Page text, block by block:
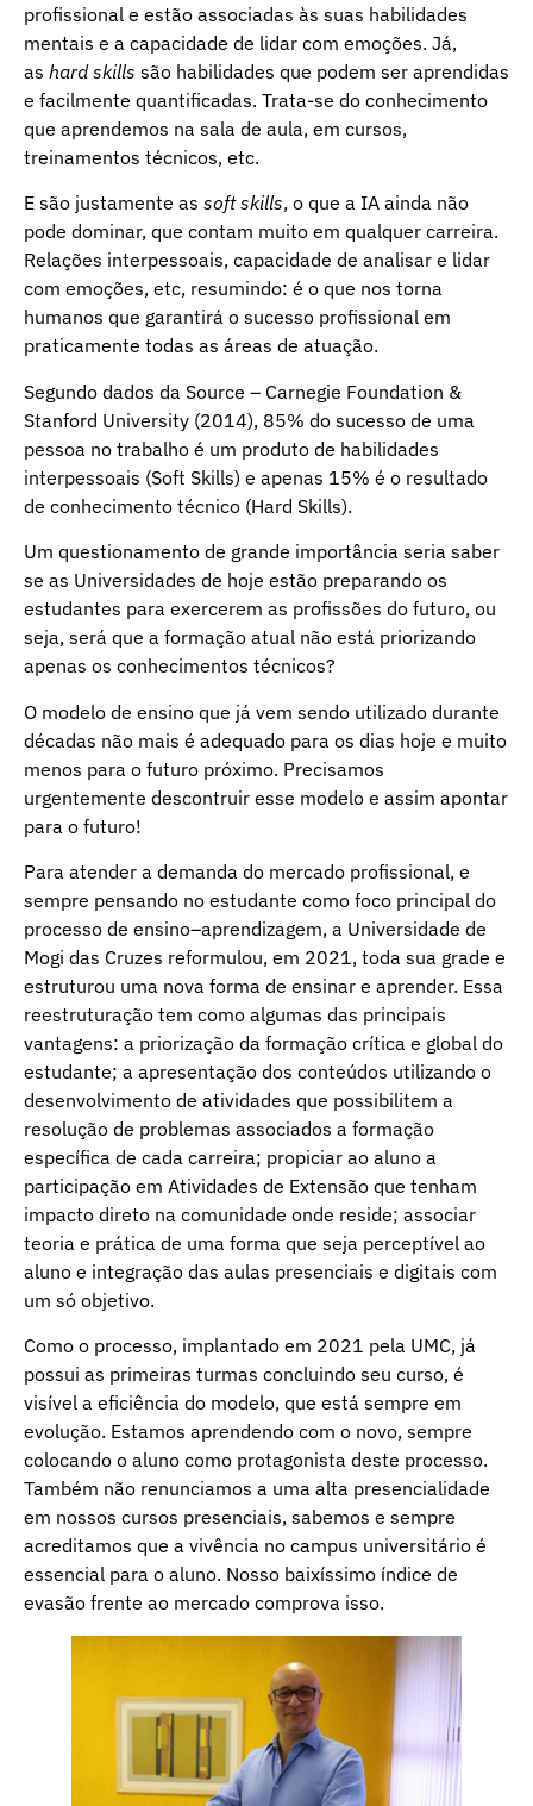
profissional e estão associadas às suas habilidades
mentais e a capacidade de lidar com emoções. Já,
as hard skills são habilidades que podem ser aprendidas
e facilmente quantificadas. Trata-se do conhecimento
que aprendemos na sala de aula, em cursos,
treinamentos técnicos, etc.
E são justamente as soft skills, o que a IA ainda não
pode dominar, que contam muito em qualquer carreira.
Relações interpessoais, capacidade de analisar e lidar
com emoções, etc, resumindo: é o que nos torna
humanos que garantirá o sucesso profissional em
praticamente todas as áreas de atuação.
Segundo dados da Source – Carnegie Foundation &
Stanford University (2014), 85% do sucesso de uma
pessoa no trabalho é um produto de habilidades
interpessoais (Soft Skills) e apenas 15% é o resultado
de conhecimento técnico (Hard Skills).
Um questionamento de grande importância seria saber
se as Universidades de hoje estão preparando os
estudantes para exercerem as profissões do futuro, ou
seja, será que a formação atual não está priorizando
apenas os conhecimentos técnicos?
O modelo de ensino que já vem sendo utilizado durante
décadas não mais é adequado para os dias hoje e muito
menos para o futuro próximo. Precisamos
urgentemente descontruir esse modelo e assim apontar
para o futuro!
Para atender a demanda do mercado profissional, e
sempre pensando no estudante como foco principal do
processo de ensino–aprendizagem, a Universidade de
Mogi das Cruzes reformulou, em 2021, toda sua grade e
estruturou uma nova forma de ensinar e aprender. Essa
reestruturação tem como algumas das principais
vantagens: a priorização da formação crítica e global do
estudante; a apresentação dos conteúdos utilizando o
desenvolvimento de atividades que possibilitem a
resolução de problemas associados a formação
específica de cada carreira; propiciar ao aluno a
participação em Atividades de Extensão que tenham
impacto direto na comunidade onde reside; associar
teoria e prática de uma forma que seja perceptível ao
aluno e integração das aulas presenciais e digitais com
um só objetivo.
Como o processo, implantado em 2021 pela UMC, já
possui as primeiras turmas concluindo seu curso, é
visível a eficiência do modelo, que está sempre em
evolução. Estamos aprendendo com o novo, sempre
colocando o aluno como protagonista deste processo.
Também não renunciamos a uma alta presencialidade
em nossos cursos presenciais, sabemos e sempre
acreditamos que a vivência no campus universitário é
essencial para o aluno. Nosso baixíssimo índice de
evasão frente ao mercado comprova isso.